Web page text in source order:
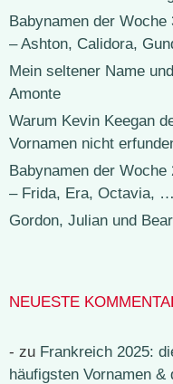
Babynamen der Woche
– Ashton, Calidora,
Mein seltener Name
Amonte
Warum Kevin Keegan
Vornamen nicht
Babynamen der Woche
– Frida, Era, Octavia, …
Gordon, Julian und Bear
NEUESTE
- zu Frankreich 2025:
häufigsten Vornamen &